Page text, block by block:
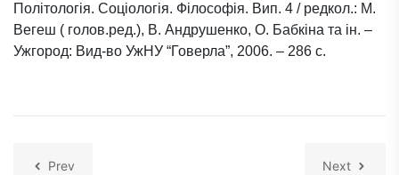
Політологія. Соціологія. Філософія. Вип. 4 / редкол.: М.
Вегеш ( голов.ред.), В. Андрушенко, О. Бабкіна та ін. –
Ужгород: Вид-во УжНУ “Говерла”, 2006. – 286 с.
Prev Next